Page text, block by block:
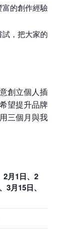
的創作經驗
，把大家的
創立個人插
望提升品牌
三個月與我
2月1日、2
3月15日、